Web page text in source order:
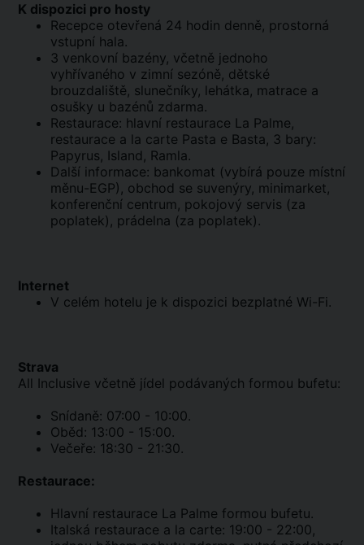
K dispozici pro hosty
Recepce otevřená 24 hodin denně, prostorná
vstupní hala.
3 venkovní bazény, včetně jednoho
vyhřívaného v zimní sezóně, dětské
brouzdaliště, slunečníky, lehátka, matrace a
osušky u bazénů zdarma.
Restaurace: hlavní restaurace La Palme,
restaurace a la carte Pasta e Basta, 3 bary:
Papyrus, Island, Ramla.
Další informace: bankomat (vybírá pouze místní
měnu-EGP), obchod se suvenýry, minimarket,
konferenční centrum, pokojový servis (za
poplatek), prádelna (za poplatek).
Internet
V celém hotelu je k dispozici bezplatné Wi-Fi.
Strava
All Inclusive včetně jídel podávaných formou bufetu:
Snídaně: 07:00 - 10:00.
Oběd: 13:00 - 15:00.
Večeře: 18:30 - 21:30.
Restaurace:
Hlavní restaurace La Palme formou bufetu.
Italská restaurace a la carte: 19:00 - 22:00,